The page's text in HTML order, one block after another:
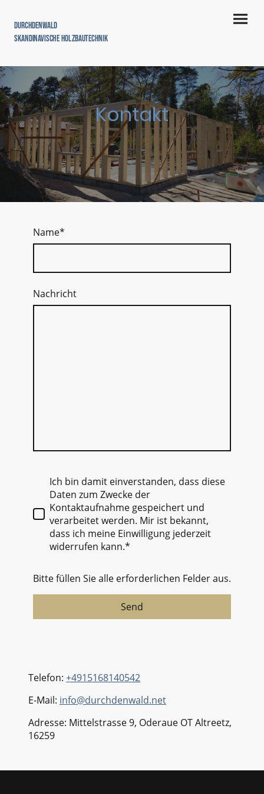
Durchdenwald
Skandinavische Holzbautechnik
Kontakt
Name*
Nachricht
Ich bin damit einverstanden, dass diese
Daten zum Zwecke der
Kontaktaufnahme gespeichert und
verarbeitet werden. Mir ist bekannt,
dass ich meine Einwilligung jederzeit
widerrufen kann.*
Bitte füllen Sie alle erforderlichen Felder aus.
Send
Telefon: +4915168140542
E-Mail: info@durchdenwald.net
Adresse: Mittelstrasse 9, Oderaue OT Altreetz,
16259